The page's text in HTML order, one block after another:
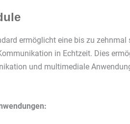
ermöglicht eine bis zu
in Echtzeit. Dies
und multimediale